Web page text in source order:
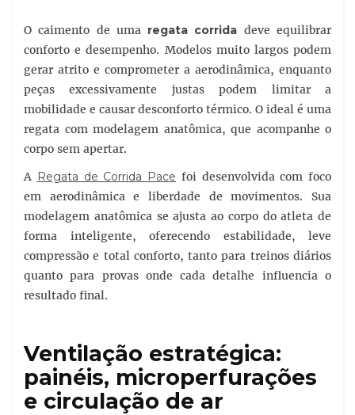
O caimento de uma regata corrida deve equilibrar
conforto e desempenho. Modelos muito largos podem
gerar atrito e comprometer a aerodinâmica, enquanto
peças excessivamente justas podem limitar a
mobilidade e causar desconforto térmico. O ideal é uma
regata com modelagem anatômica, que acompanhe o
corpo sem apertar.
A Regata de Corrida Pace foi desenvolvida com foco
em aerodinâmica e liberdade de movimentos. Sua
modelagem anatômica se ajusta ao corpo do atleta de
forma inteligente, oferecendo estabilidade, leve
compressão e total conforto, tanto para treinos diários
quanto para provas onde cada detalhe influencia o
resultado final.
Ventilação estratégica:
painéis, microperfurações
e circulação de ar